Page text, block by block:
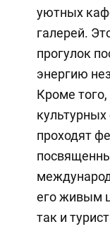
уютных
галерей.
прогулок
энергию
Кроме
проходят
его живым
так и